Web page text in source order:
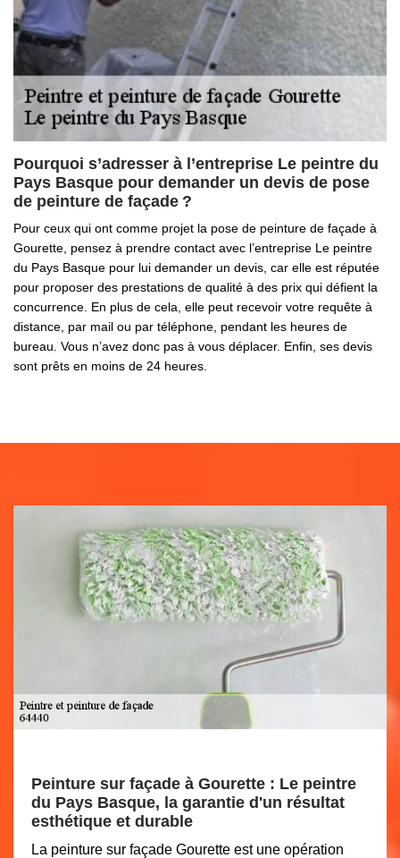
Pourquoi s’adresser à l’entreprise Le peintre du
Pays Basque pour demander un devis de pose
de peinture de façade ?
Pour ceux qui ont comme projet la pose de peinture de façade à
Gourette, pensez à prendre contact avec l’entreprise Le peintre
du Pays Basque pour lui demander un devis, car elle est réputée
pour proposer des prestations de qualité à des prix qui défient la
concurrence. En plus de cela, elle peut recevoir votre requête à
distance, par mail ou par téléphone, pendant les heures de
bureau. Vous n’avez donc pas à vous déplacer. Enfin, ses devis
sont prêts en moins de 24 heures.
Peinture sur façade à Gourette : Le peintre
du Pays Basque, la garantie d'un résultat
esthétique et durable
La peinture sur façade Gourette est une opération